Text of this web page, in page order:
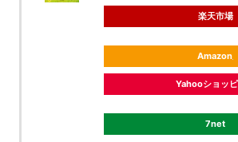
楽天市場
Amazon
Yahooショッ
7net